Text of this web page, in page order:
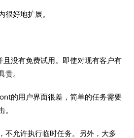
很好地扩展。
没有免费试用。即使对现有客户有
贵。
的用户界面很差，简单的任务需要
。
不允许执行临时任务。另外，大多